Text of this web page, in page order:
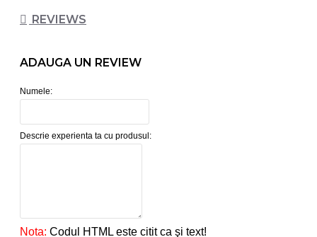
REVIEWS
ADAUGA UN REVIEW
Numele:
Descrie experienta ta cu produsul:
Nota: Codul HTML este citit ca şi text!